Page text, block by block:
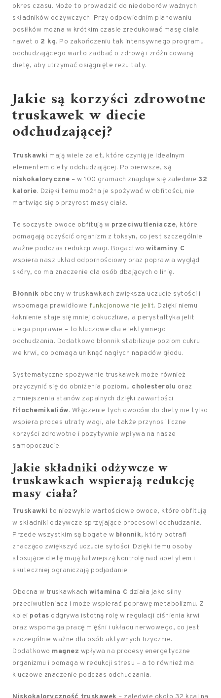
okres czasu. Może to prowadzić do niedoborów ważnych
składników odżywczych. Przy odpowiednim planowaniu
posiłków można w krótkim czasie zredukować masę ciała
nawet o 2 kg. Po zakończeniu tak intensywnego programu
odchudzającego warto zadbać o zdrową i zróżnicowaną
dietę, aby utrzymać osiągnięte rezultaty.
Jakie są korzyści zdrowotne
truskawek w diecie
odchudzającej?
Truskawki mają wiele zalet, które czynią je idealnym
elementem diety odchudzającej. Po pierwsze, są
niskokaloryczne – w 100 gramach znajduje się zaledwie 32
kalorie. Dzięki temu można je spożywać w obfitości, nie
martwiąc się o przyrost masy ciała.
Te soczyste owoce obfitują w przeciwutleniacze, które
pomagają oczyścić organizm z toksyn, co jest szczególnie
ważne podczas redukcji wagi. Bogactwo witaminy C
wspiera nasz układ odpornościowy oraz poprawia wygląd
skóry, co ma znaczenie dla osób dbających o linię.
Błonnik obecny w truskawkach zwiększa uczucie sytości i
wspomaga prawidłowe funkcjonowanie jelit. Dzięki niemu
łaknienie staje się mniej dokuczliwe, a perystaltyka jelit
ulega poprawie – to kluczowe dla efektywnego
odchudzania. Dodatkowo błonnik stabilizuje poziom cukru
we krwi, co pomaga uniknąć nagłych napadów głodu.
Systematyczne spożywanie truskawek może również
przyczynić się do obniżenia poziomu cholesterolu oraz
zmniejszenia stanów zapalnych dzięki zawartości
fitochemikaliów. Włączenie tych owoców do diety nie tylko
wspiera proces utraty wagi, ale także przynosi liczne
korzyści zdrowotne i pozytywnie wpływa na nasze
samopoczucie.
Jakie składniki odżywcze w
truskawkach wspierają redukcję
masy ciała?
Truskawki to niezwykle wartościowe owoce, które obfitują
w składniki odżywcze sprzyjające procesowi odchudzania.
Przede wszystkim są bogate w błonnik, który potrafi
znacząco zwiększyć uczucie sytości. Dzięki temu osoby
stosujące dietę mają łatwiejszą kontrolę nad apetytem i
skuteczniej ograniczają podjadanie.
Obecna w truskawkach witamina C działa jako silny
przeciwutleniacz i może wspierać poprawę metabolizmu. Z
kolei potas odgrywa istotną rolę w regulacji ciśnienia krwi
oraz wspomaga pracę mięśni i układu nerwowego, co jest
szczególnie ważne dla osób aktywnych fizycznie.
Dodatkowo magnez wpływa na procesy energetyczne
organizmu i pomaga w redukcji stresu – a to również ma
kluczowe znaczenie podczas odchudzania.